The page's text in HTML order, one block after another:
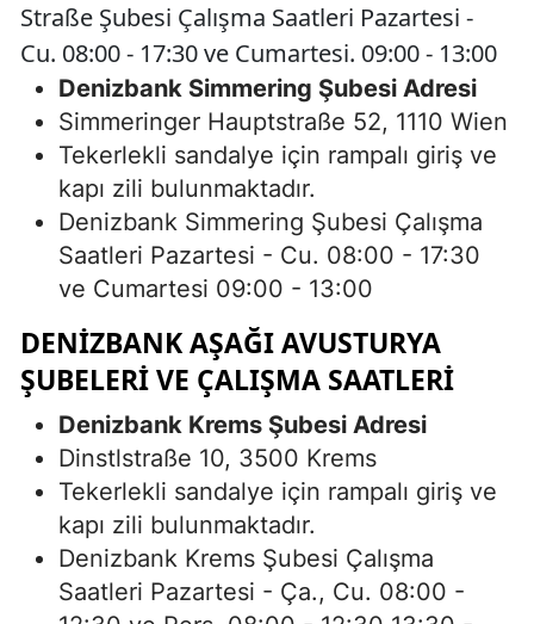
Straße Şubesi Çalışma Saatleri Pazartesi -
Cu. 08:00 - 17:30 ve Cumartesi. 09:00 - 13:00
Denizbank Simmering Şubesi Adresi
Simmeringer Hauptstraße 52, 1110 Wien
Tekerlekli sandalye için rampalı giriş ve
kapı zili bulunmaktadır.
Denizbank Simmering Şubesi Çalışma
Saatleri Pazartesi - Cu. 08:00 - 17:30
ve Cumartesi 09:00 - 13:00
DENIZBANK AŞAĞI AVUSTURYA
ŞUBELERI VE ÇALIŞMA SAATLERI
Denizbank Krems Şubesi Adresi
Dinstlstraße 10, 3500 Krems
Tekerlekli sandalye için rampalı giriş ve
kapı zili bulunmaktadır.
Denizbank Krems Şubesi Çalışma
Saatleri Pazartesi - Ça., Cu. 08:00 -